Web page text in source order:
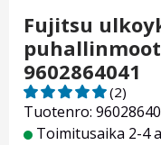
Fujitsu
9602864041
Tuotenro:
(2)
Toimitusaika 2-4